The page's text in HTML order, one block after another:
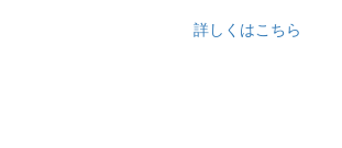
詳しくはこちら